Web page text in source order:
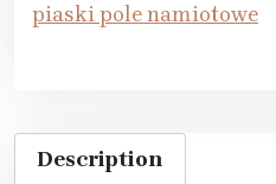
piaski pole namiotowe
Description